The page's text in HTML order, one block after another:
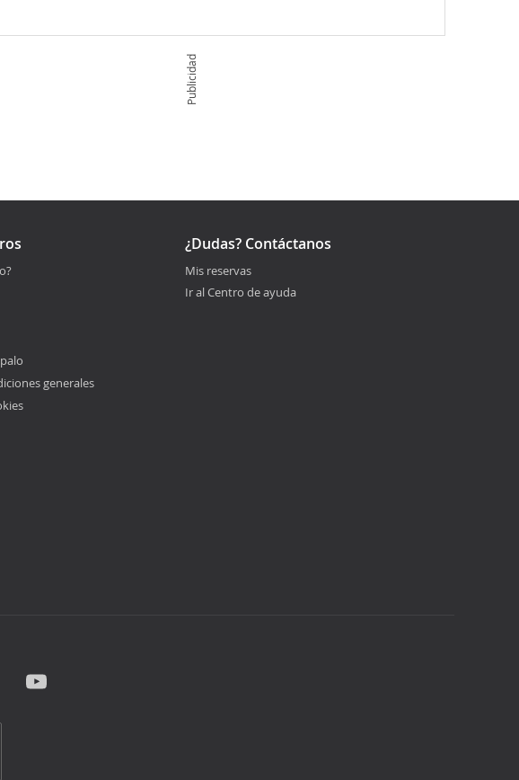
Publicidad
generales
¿Dudas? Contáctanos
Mis reservas
Ir al Centro de ayuda